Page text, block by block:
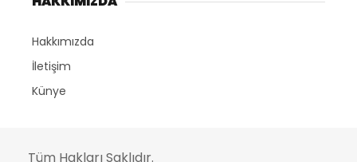
Hakkımızda
İletişim
Künye
Tüm Hakları Saklıdır.